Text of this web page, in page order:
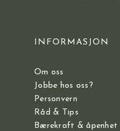
INFORMASJON
Om oss
Jobbe hos oss?
Personvern
Råd & Tips
Bærekraft & åpenhet